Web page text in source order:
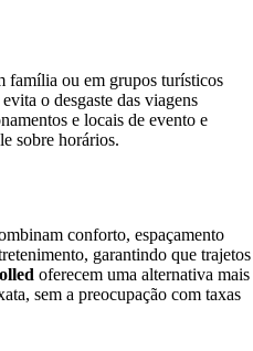
família ou em grupos turísticos
o desgaste das viagens
e locais de evento e
sobre horários.
conforto, espaçamento
garantindo que trajetos
oferecem uma alternativa mais
sem a preocupação com taxas